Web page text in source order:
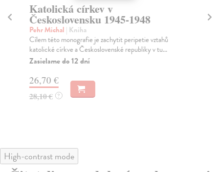
Katolická církev v
Československu 1945-1948
Pehr Michal | Kniha
Cílem této monografie je zachytit peripetie vztahů
katolické církve a Česko­slovenské republiky v tu...
Zasielame do 12 dní
26,70 €
28,10 € ?
High-contrast mode